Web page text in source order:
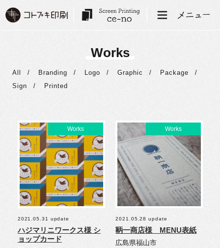
Works
All Branding Logo Graphic
Package
Sign
Printed
2021.05.31 update
ハジマリニワークス様 シ
ョップカード
2021.05.28 update
鞆一商店様 MENU表紙
広島県福山市